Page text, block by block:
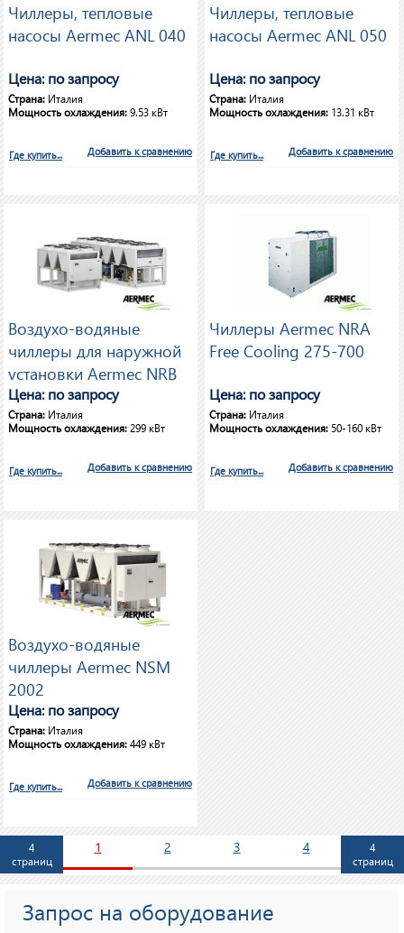
Чиллеры, тепловые
насосы Aermec ANL 040
Цена: по запросу
Страна: Италия
Мощность охлаждения: 9.53 кВт
Добавить к сравнению
Где купить...
Чиллеры, тепловые
насосы Aermec ANL 050
Цена: по запросу
Страна: Италия
Мощность охлаждения: 13.31 кВт
Добавить к сравнению
Где купить...
Воздухо-водяные
чиллеры для наружной
установки Aermec NRB
1100
Цена: по запросу
Страна: Италия
Мощность охлаждения: 299 кВт
Добавить к сравнению
Где купить...
Чиллеры Aermec NRA
Free Cooling 275-700
Цена: по запросу
Страна: Италия
Мощность охлаждения: 50-160 кВт
Добавить к сравнению
Где купить...
Воздухо-водяные
чиллеры Aermec NSM
2002
Цена: по запросу
Страна: Италия
Мощность охлаждения: 449 кВт
Добавить к сравнению
Где купить...
4
страниц
4
страниц
1 2 3 4
Запрос на оборудование